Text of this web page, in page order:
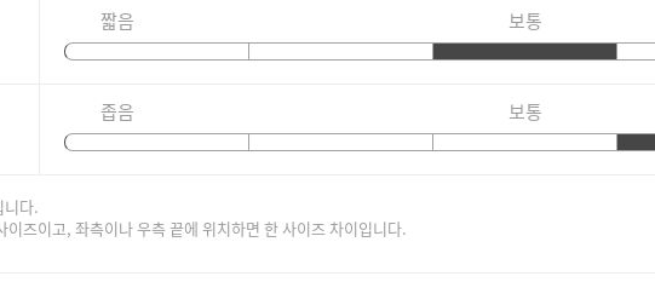
짧음 보통
좁음 보통
니다.
즈이고, 좌측이나 우측 끝에 위치하면 한 사이즈 차이입니다.